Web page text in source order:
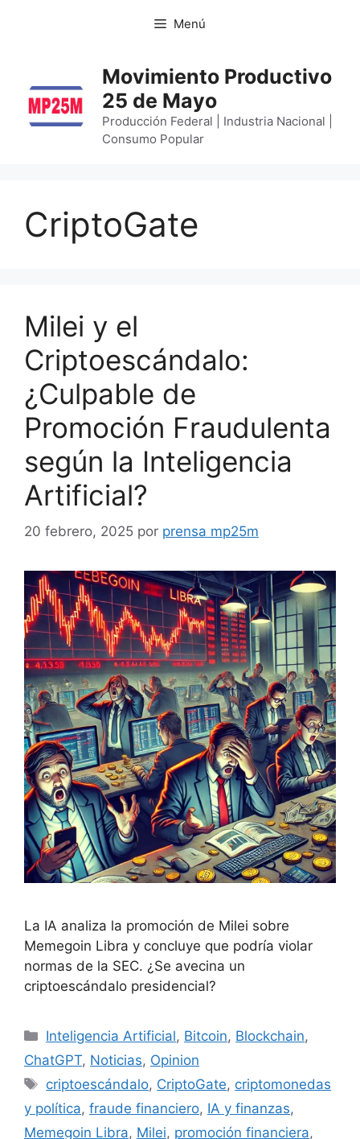
Menú
Movimiento Productivo
25 de Mayo
Producción Federal | Industria Nacional |
Consumo Popular
CriptoGate
Milei y el
Criptoescándalo:
¿Culpable de
Promoción Fraudulenta
según la Inteligencia
Artificial?
20 febrero, 2025 por prensa mp25m
La IA analiza la promoción de Milei sobre
Memegoin Libra y concluye que podría violar
normas de la SEC. ¿Se avecina un
criptoescándalo presidencial?
Inteligencia Artificial, Bitcoin, Blockchain,
ChatGPT, Noticias, Opinion
criptoescándalo, CriptoGate, criptomonedas
y política, fraude financiero, IA y finanzas,
Memegoin Libra, Milei, promoción financiera,